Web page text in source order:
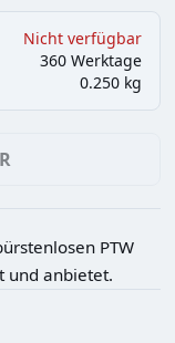
Nicht verfügbar
360 Werktage
0.250 kg
PTW
und anbietet.